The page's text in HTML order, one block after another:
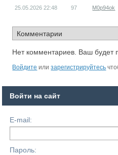
25.05.2026 22:48 97 M0p94ok
Нет комментариев. Ваш будет
Войдите илизарегистрируйтесь
Войти на сайт
E-mail:
Пароль: